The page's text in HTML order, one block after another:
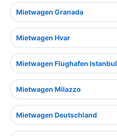
Mietwagen Granada
Mietwagen Hvar
Mietwagen Flughafen Istanbul
Mietwagen Milazzo
Mietwagen Deutschland